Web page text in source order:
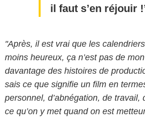
il faut s’en réjouir !
"Après, il est vrai que les
moins heureux, ça n’est pas de
davantage des histoires de
sais ce que signifie un film en
personnel, d’abnégation, de travail,
ce qu’on y met quand on est